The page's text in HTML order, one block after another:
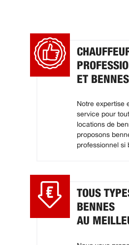
ET BENNES
Notre expertise
service pour
locations de
proposons
professionnel si
TOUS
BENNES
AU